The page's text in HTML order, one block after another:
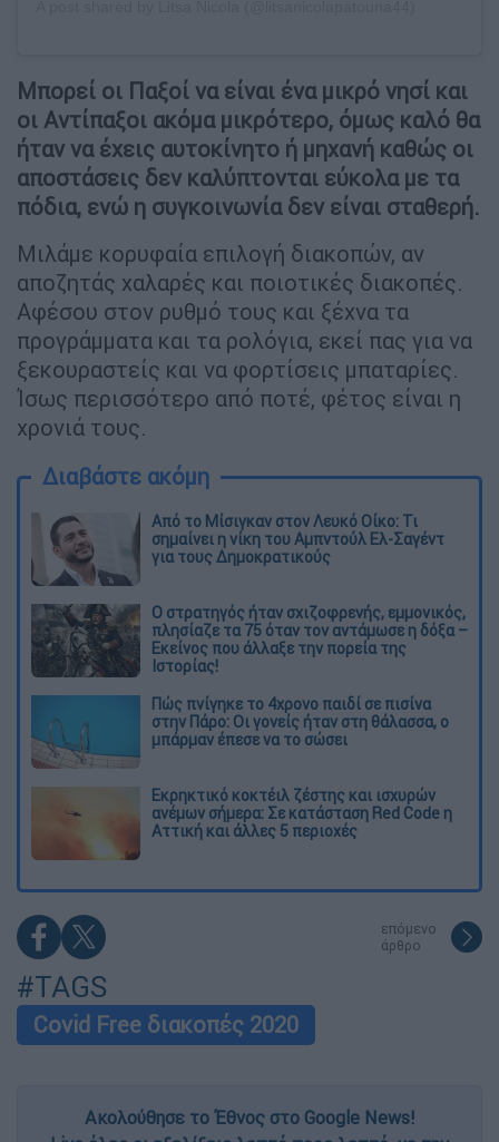
Μπορεί οι Παξοί να είναι ένα μικρό νησί και
οι Αντίπαξοι ακόμα μικρότερο, όμως καλό θα
ήταν να έχεις αυτοκίνητο ή μηχανή καθώς οι
αποστάσεις δεν καλύπτονται εύκολα με τα
πόδια, ενώ η συγκοινωνία δεν είναι σταθερή.
Μιλάμε κορυφαία επιλογή διακοπών, αν
αποζητάς χαλαρές και ποιοτικές διακοπές.
Αφέσου στον ρυθμό τους και ξέχνα τα
προγράμματα και τα ρολόγια, εκεί πας για να
ξεκουραστείς και να φορτίσεις μπαταρίες.
Ίσως περισσότερο από ποτέ, φέτος είναι η
χρονιά τους.
Διαβάστε ακόμη
Από το Μίσιγκαν στον Λευκό Οίκο: Τι
σημαίνει η νίκη του Αμπντούλ Ελ-Σαγέντ
για τους Δημοκρατικούς
O στρατηγός ήταν σχιζοφρενής, εμμονικός,
πλησίαζε τα 75 όταν τον αντάμωσε η δόξα –
Εκείνος που άλλαξε την πορεία της
Ιστορίας!
Πώς πνίγηκε το 4χρονο παιδί σε πισίνα
στην Πάρο: Οι γονείς ήταν στη θάλασσα, ο
μπάρμαν έπεσε να το σώσει
Εκρηκτικό κοκτέιλ ζέστης και ισχυρών
ανέμων σήμερα: Σε κατάσταση Red Code η
Αττική και άλλες 5 περιοχές
επόμενο
άρθρο
#TAGS
Covid Free διακοπές 2020
Ακολούθησε το Έθνος στο Google News!